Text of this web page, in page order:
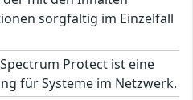
sorgfältig im Einzelfall
Protect ist eine
für Systeme im Netzwerk.